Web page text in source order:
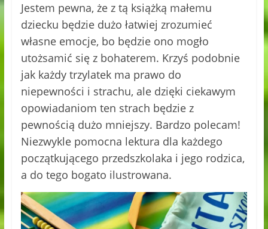
Jestem pewna, że z tą książką małemu
dziecku będzie dużo łatwiej zrozumieć
własne emocje, bo będzie ono mogło
utożsamić się z bohaterem. Krzyś podobnie
jak każdy trzylatek ma prawo do
niepewności i strachu, ale dzięki ciekawym
opowiadaniom ten strach będzie z
pewnością dużo mniejszy. Bardzo polecam!
Niezwykle pomocna lektura dla każdego
początkującego przedszkolaka i jego rodzica,
a do tego bogato ilustrowana.